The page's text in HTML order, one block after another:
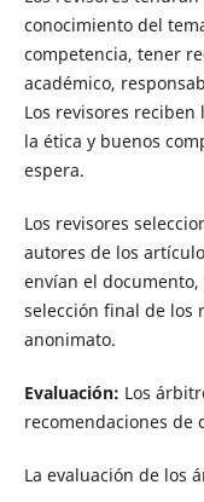
conocimiento del
competencia, tener
académico,
Los revisores
la ética y buenos
espera.
Los revisores
autores de los
envían el
selección final de los
anonimato.
Evaluación: Los
recomendaciones de
La evaluación de los